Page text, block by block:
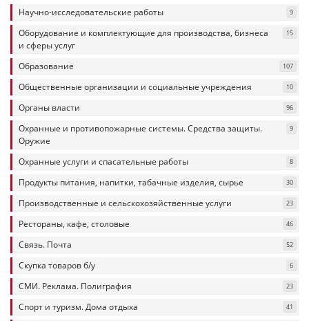
Научно-исследовательские работы 9
Оборудование и комплектующие для производства, бизнеса
и сферы услуг
15
Образование 107
Общественные организации и социальные учреждения 10
Органы власти 96
Охранные и противопожарные системы. Средства защиты.
Оружие
9
Охранные услуги и спасательные работы 8
Продукты питания, напитки, табачные изделия, сырье 30
Производственные и сельскохозяйственные услуги 23
Рестораны, кафе, столовые 46
Связь. Почта 52
Скупка товаров б/у 6
СМИ. Реклама. Полиграфия 23
Спорт и туризм. Дома отдыха 41